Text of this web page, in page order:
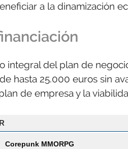
a la dinamización
integral del plan de
hasta 25.000 euros sin
de empresa y la
Corepunk MMORPG